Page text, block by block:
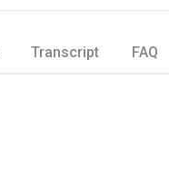
Transcript FAQ